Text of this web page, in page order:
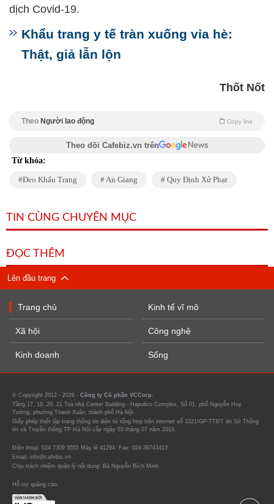
dịch Covid-19.
Khẩu trang y tế tràn xuống vỉa hè:
Thật, giả lẫn lộn
Thốt Nốt
Theo Người lao động Copy link
Theo dõi Cafebiz.vn trên
Từ khóa:
Đeo Khẩu Trang An Giang Quy Định Xử Phạt
TIN CÙNG CHUYÊN MỤC
ĐỌC THÊM
Lên đầu trang
Trang chủ
Xã hội
Kinh doanh
Kinh tế vĩ mô
Công nghệ
Sống
© Copyright 2012 - 2026 - Công ty Cổ phần VCCorp.
Tầng 17, 19, 20, 21 Toà nhà Center Building - Hapulico Complex, Số 01, phố Nguyễn Huy
Tưởng, phường Thanh Xuân, thành phố Hà Nội
Giấy phép thiết lập trang thông tin điện tử tổng hợp trên internet số 3321/GP-TTĐT do Sở Thông
tin và Truyền thông TP Hà Nội cấp ngày 03 tháng 07 năm 2019.
Điện thoại: 024 7309 5555 Máy lẻ 41294. Fax: 024-39743413
Email: info@cafebiz.vn
Chịu trách nhiệm quản lý nội dung: Bà Nguyễn Bích Minh
Hỗ trợ quảng cáo: